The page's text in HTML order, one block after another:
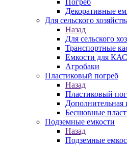
Погреб
Декоративные
Для сельского
Назад
Для сельского
Транспортные
Емкости для КАС
Агробаки
Пластиковый погреб
Назад
Пластиковый
Дополнительная
Бесшовные
Подземные емкости
Назад
Подземные